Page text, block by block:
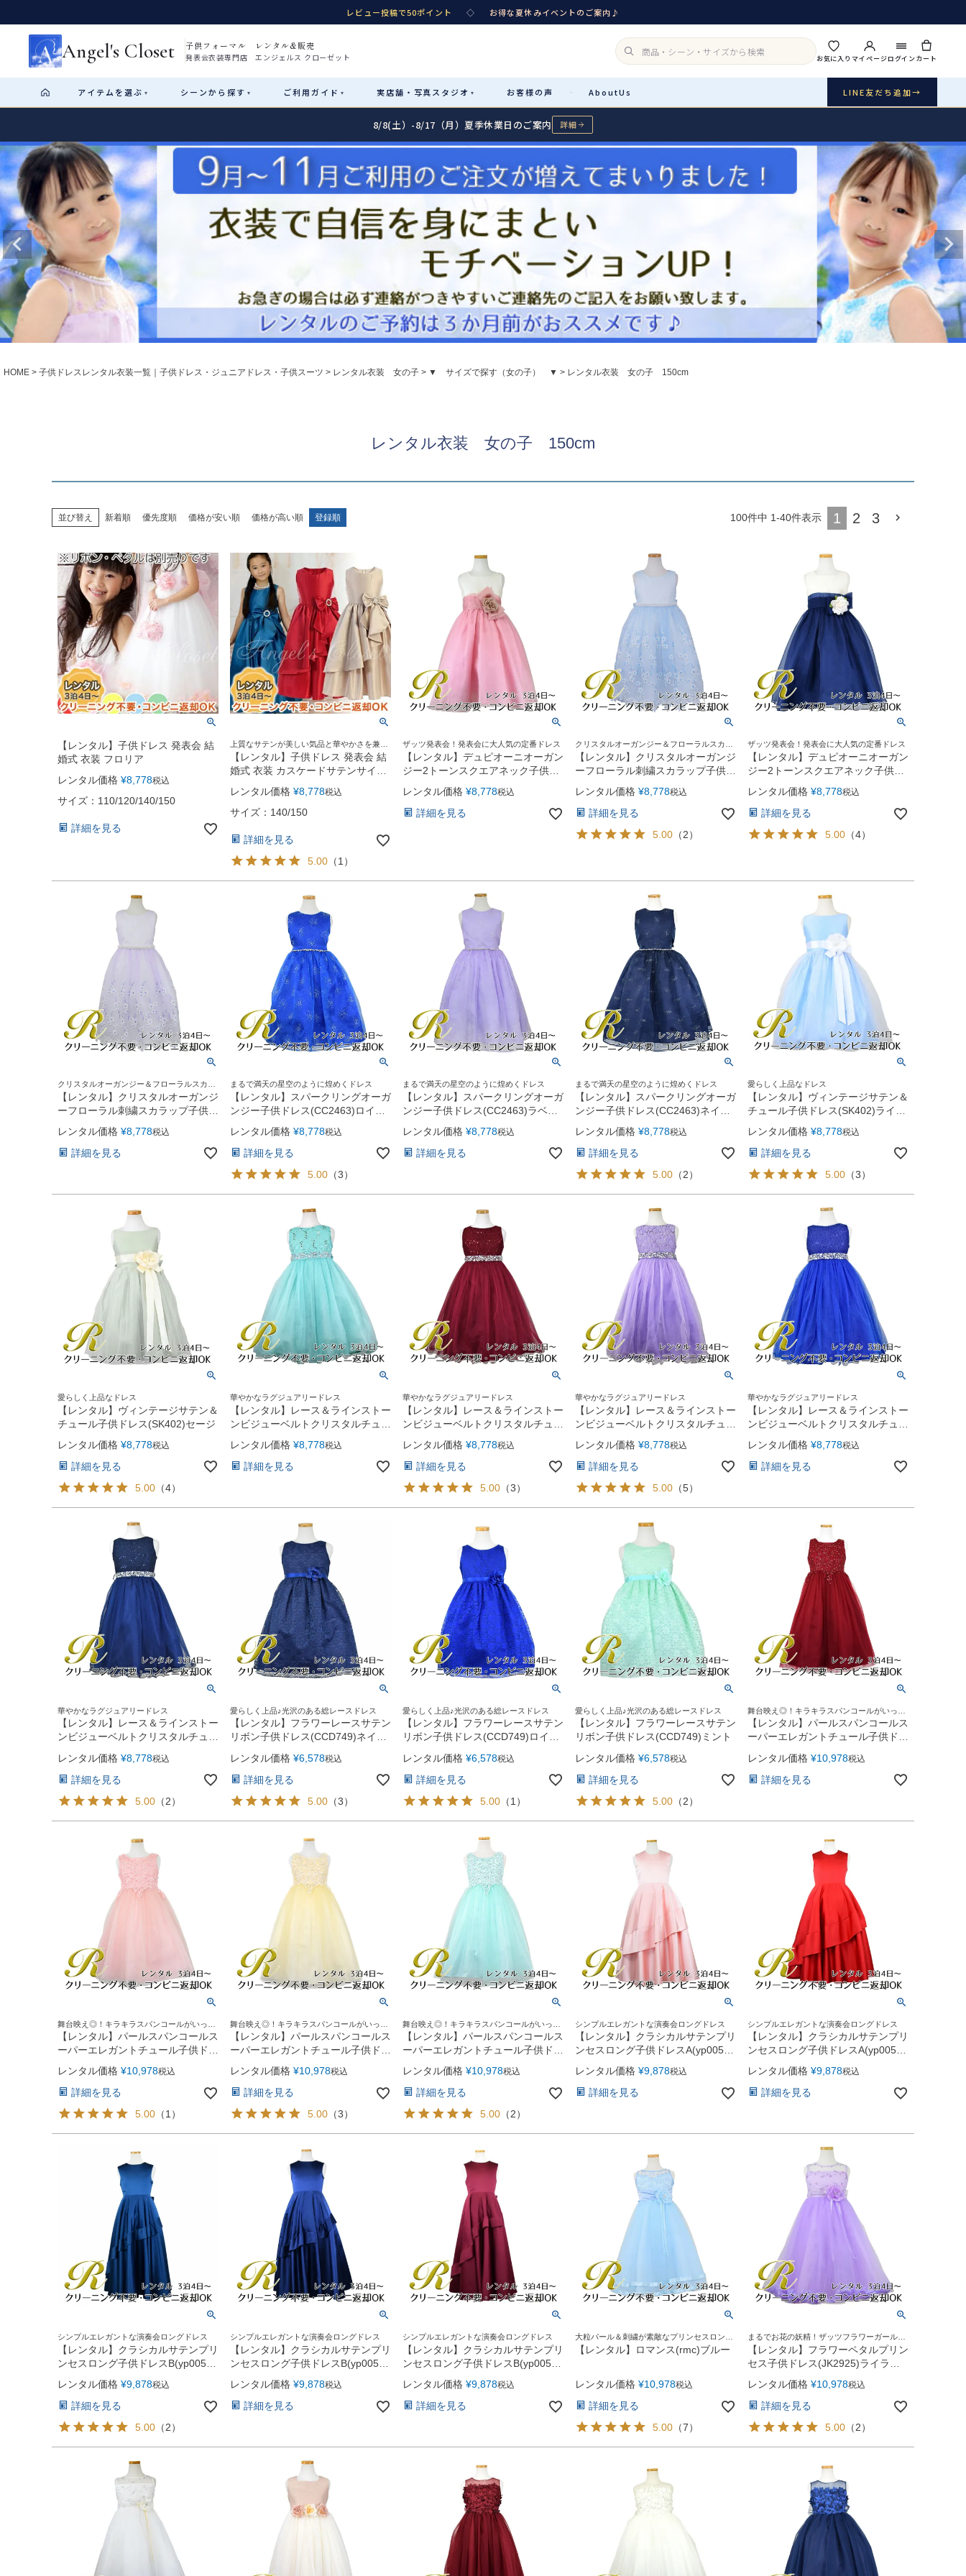
レビュー投稿で50ポイント ◇ お得な夏休みイベントのご案内♪
Angel's Closet 子供フォーマル レンタル&販売
発表会衣装専門店 エンジェルス クローゼット お気に入りマイページログインカート
アイテム を選ぶ ▾ シーンから探す ▾ ご利用ガイド ▾ 実店舗・ 写真スタジオ ▾ お客様の声 · AboutUs LINE友だち追加→
カテゴリ詳細→ サイズで選ぶ→
Rental レンタル
女の子ドレス
小物・アクセ パニエ
アウター レディース
Sale販売
コスチューム アウター インナー・パニエ
アクセサリー ジュエリー 音楽雑貨
性別・サイズで絞り込む→
Recital & Concours Wedding Graduation & Entrance
Start はじめに
01 ショップガイド（総合案内）
レンタル・販売の入口
02 サイズの選び方
測り方と目安
Angel's Closetについて
創業2003年からの想い
Rentalレンタル
04 レンタルのご案内
予約・配送・返却・料金
レンタルの流れ
06 あんしんパック
汚れ・キズ・破損の補償
Buy & Support ご購入・サポート
08 送料・お支払い
送料・決済方法
09 お問い合わせ
電話・メール・LINE
〒 茨城県土浦市大町14-16-1F
定休 月曜日
店舗を予約する →
Photography
8/8(土）-8/17（月）夏季休業日のご案内 詳細
HOME 子供ドレスレンタル衣装一覧｜子供ドレス・ジュニアドレス・子供スーツ レンタル衣装 女の子 ▼ サイズで探す（女の子） ▼ レンタル衣装 女の子 150cm
レンタル衣装 女の子 150cm
並び替え 新着順 優先度順 価格が安い順 価格が高い順 登録順 100件中 1-40件表示 1 2 3
【レンタル】子供ドレス 発表会 結
婚式 衣装 フロリア
レンタル価格 ¥8,778税込
サイズ：110/120/140/150
詳細を見る
上質なサテンが美しい気品と華やかさを兼ね
備えたドレス
【レンタル】子供ドレス 発表会 結
婚式 衣装 カスケードサテンサイド
オーバースカート＆リボンブローチ
ドレス（SK772）
レンタル価格 ¥8,778税込
サイズ：140/150
詳細を見る
5.00 （1 ）
ザッツ発表会！発表会に大人気の定番ドレス
【レンタル】デュピオーニオーガン
ジー2トーンスクエアネック子供ド
レス（CDC1225）ローズ
レンタル価格 ¥8,778税込
詳細を見る
クリスタルオーガンジー＆フローラルスカラ
ップが素敵♪
【レンタル】クリスタルオーガンジ
ーフローラル刺繍スカラップ子供ド
レス(KD364)ブルー
レンタル価格 ¥8,778税込
詳細を見る
5.00 （2）
ザッツ発表会！発表会に大人気の定番ドレス
【レンタル】デュピオーニオーガン
ジー2トーンスクエアネック子供ド
レス（CDC1225）ネイビー
レンタル価格 ¥8,778税込
詳細を見る
5.00 （4）
クリスタルオーガンジー＆フローラルスカラ
ップが素敵♪
【レンタル】クリスタルオーガンジ
ーフローラル刺繍スカラップ子供ド
レス(KD364)ライラック
レンタル価格 ¥8,778税込
詳細を見る
まるで満天の星空のように煌めくドレス
【レンタル】スパークリングオーガ
ンジー子供ドレス(CC2463)ロイヤ
レンタル価格 ¥8,778税込
詳細を見る
5.00 （3）
まるで満天の星空のように煌めくドレス
【レンタル】スパークリングオーガ
ンジー子供ドレス(CC2463)ラベン
レンタル価格 ¥8,778税込
詳細を見る
まるで満天の星空のように煌めくドレス
【レンタル】スパークリングオーガ
ンジー子供ドレス(CC2463)ネイビ
レンタル価格 ¥8,778税込
詳細を見る
5.00 （2）
愛らしく上品なドレス
【レンタル】ヴィンテージサテン＆
チュール子供ドレス(SK402)ライト
レンタル価格 ¥8,778税込
詳細を見る
5.00 （3）
愛らしく上品なドレス
【レンタル】ヴィンテージサテン＆
チュール子供ドレス(SK402)セージ
レンタル価格 ¥8,778税込
詳細を見る
5.00 （4）
華やかなラグジュアリードレス
【レンタル】レース＆ラインストー
ンビジューベルトクリスタルチュー
ル子供ドレス(MBK340)ミント
レンタル価格 ¥8,778税込
詳細を見る
華やかなラグジュアリードレス
【レンタル】レース＆ラインストー
ンビジューベルトクリスタルチュー
ル子供ドレス(MBK340)バーガンデ
ィー
レンタル価格 ¥8,778税込
詳細を見る
5.00 （3）
華やかなラグジュアリードレス
【レンタル】レース＆ラインストー
ンビジューベルトクリスタルチュー
ル子供ドレス(MBK340)ライラック
レンタル価格 ¥8,778税込
詳細を見る
5.00 （5）
華やかなラグジュアリードレス
【レンタル】レース＆ラインストー
ンビジューベルトクリスタルチュー
ル子供ドレス(MBK340)ロイヤルブ
ルー
レンタル価格 ¥8,778税込
詳細を見る
華やかなラグジュアリードレス
【レンタル】レース＆ラインストー
ンビジューベルトクリスタルチュー
ル子供ドレス(MBK340)ネイビー
レンタル価格 ¥8,778税込
詳細を見る
5.00 （2）
愛らしく上品♪光沢のある総レースドレス
【レンタル】フラワーレースサテン
リボン子供ドレス(CCD749)ネイビ
レンタル価格 ¥6,578税込
詳細を見る
5.00 （3）
愛らしく上品♪光沢のある総レースドレス
【レンタル】フラワーレースサテン
リボン子供ドレス(CCD749)ロイヤ
レンタル価格 ¥6,578税込
詳細を見る
5.00 （1 ）
愛らしく上品♪光沢のある総レースドレス
【レンタル】フラワーレースサテン
リボン子供ドレス(CCD749)ミント
レンタル価格 ¥6,578税込
詳細を見る
5.00 （2）
舞台映え◎！キラキラスパンコールがいっぱ
いのドレス
【レンタル】パールスパンコールス
ーパーエレガントチュール子供ドレ
ス(cdc5008)バーガンディー
レンタル価格 ¥10,978税込
詳細を見る
舞台映え◎！キラキラスパンコールがいっぱ
いのドレス
【レンタル】パールスパンコールス
ーパーエレガントチュール子供ドレ
ス(cdc5008)ブラッシュピンク
レンタル価格 ¥10,978税込
詳細を見る
5.00 （1）
舞台映え◎！キラキラスパンコールがいっぱ
いのドレス
【レンタル】パールスパンコールス
ーパーエレガントチュール子供ドレ
ス(cdc5008)シャンパン
レンタル価格 ¥10,978税込
詳細を見る
5.00 （3）
舞台映え◎！キラキラスパンコールがいっぱ
いのドレス
【レンタル】パールスパンコールス
ーパーエレガントチュール子供ドレ
ス(cdc5008)ミント
レンタル価格 ¥10,978税込
詳細を見る
5.00 （2）
シンプルエレガントな演奏会ロングドレス
【レンタル】クラシカルサテンプリ
ンセスロング子供ドレスA(yp005a)
ライトピンク
レンタル価格 ¥9,878税込
詳細を見る
シンプルエレガントな演奏会ロングドレス
【レンタル】クラシカルサテンプリ
ンセスロング子供ドレスA(yp005a)
レッド
レンタル価格 ¥9,878税込
詳細を見る
シンプルエレガントな演奏会ロングドレス
【レンタル】クラシカルサテンプリ
ンセスロング子供ドレスB(yp005b)
ライトネイビー
レンタル価格 ¥9,878税込
詳細を見る
5.00 （2）
シンプルエレガントな演奏会ロングドレス
【レンタル】クラシカルサテンプリ
ンセスロング子供ドレスB(yp005b)
レンタル価格 ¥9,878税込
詳細を見る
シンプルエレガントな演奏会ロングドレス
【レンタル】クラシカルサテンプリ
ンセスロング子供ドレスB(yp005b)
バーガンディー
レンタル価格 ¥9,878税込
詳細を見る
大粒パール＆刺繍が素敵なプリンセスロング
ドレス
【レンタル】ロマンス(rmc)ブルー
レンタル価格 ¥10,978税込
詳細を見る
5.00 （7）
まるでお花の妖精！ザッツフラワーガールド
レス
【レンタル】フラワーペタルプリン
セス子供ドレス(JK2925)ライラッ
レンタル価格 ¥10,978税込
詳細を見る
5.00 （2）